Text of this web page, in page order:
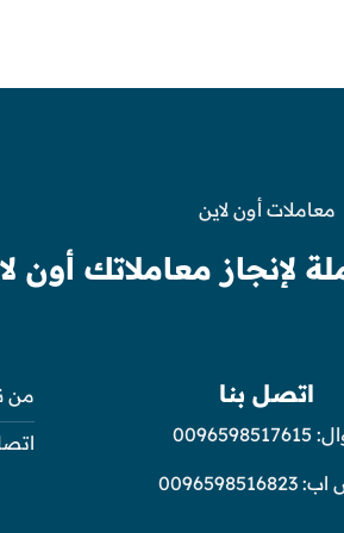
معاملات أون لاين
لإنجاز معاملاتك أون
اتصل بنا
0096598517615
اب:0096598516823
من